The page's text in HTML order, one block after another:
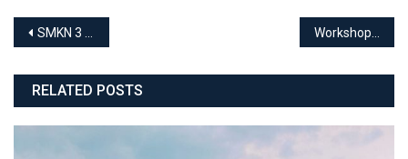
Post navigation
SMKN 3 Denpasar, Raih Juara 1 LKS Prov Bali pada bidang Hairdressing
RELATED POSTS